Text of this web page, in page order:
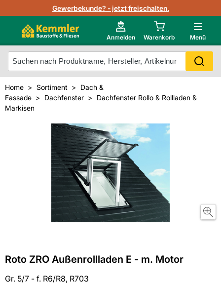
Gewerbekunde? - jetzt freischalten.
Anmelden Warenkorb Menü
Lagerbestand in Echtzeit
Nutzerverwaltung
Photovoltaik Konfigurator
Projektlisten
Technische Daten & Merkblätter
Neu im Onlineshop?
Mein Konto
Meistverkaufte Produkte
Kunden kauften auch
Unsere Kemmler-Marke
Home Sortiment
Dach &
Fassade
Dachfenster
Dachfenster Rollo & Rollladen &
Markisen
Roto ZRO Außenrollladen E - m. Motor
Gr. 5/7 - f. R6/R8, R703